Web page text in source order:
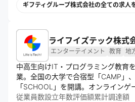
ギフティグループ株式会社の全ての求人
ライフイズテック株式
エンターテイメント 教育 地
中高生向けIT・プログラミング教育
業。全国の大学で合宿型「CAMP」
「SCHOOL」を開講。オンライン
体・学校・企業向けデジタル人材育
従業員数設立年数評価額累計調達額